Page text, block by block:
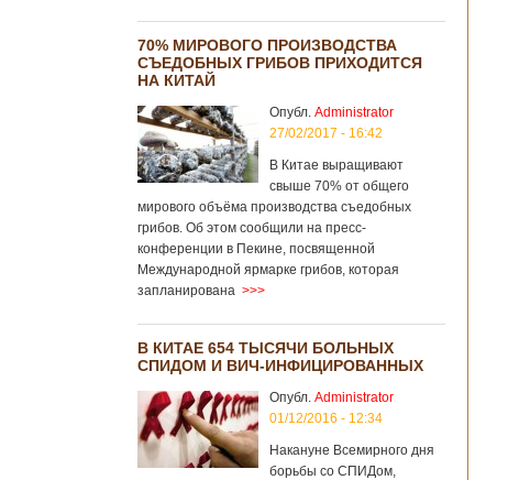
70% МИРОВОГО ПРОИЗВОДСТВА
СЪЕДОБНЫХ ГРИБОВ ПРИХОДИТСЯ
НА КИТАЙ
Опубл. Administrator
27/02/2017 - 16:42
В Китае выращивают
свыше 70% от общего
мирового объёма производства съедобных
грибов. Об этом сообщили на пресс-
конференции в Пекине, посвященной
Международной ярмарке грибов, которая
запланирована >>>
В КИТАЕ 654 ТЫСЯЧИ БОЛЬНЫХ
СПИДОМ И ВИЧ-ИНФИЦИРОВАННЫХ
Опубл. Administrator
01/12/2016 - 12:34
Накануне Всемирного дня
борьбы со СПИДом,